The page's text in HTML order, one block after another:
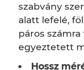
szabvány
alatt lefelé,
páros
egyeztetett
Hossz